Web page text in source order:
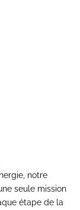
notre
seule mission
étape de la